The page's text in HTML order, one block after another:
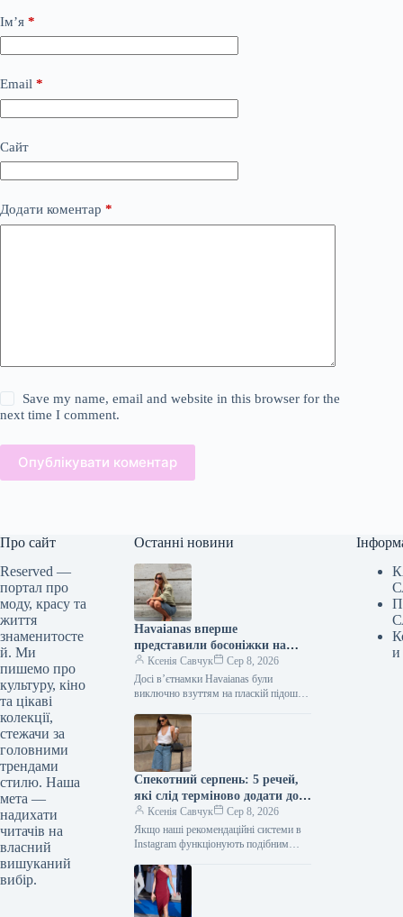
Ім’я *
Email *
Сайт
Додати коментар *
Save my name, email and website in this browser for the
next time I comment.
Опублікувати коментар
Про сайт
Reserved —
портал про
моду, красу та
життя
знаменитосте
й. Ми
пишемо про
культуру, кіно
та цікаві
колекції,
стежачи за
головними
трендами
стилю. Наша
мета —
надихати
читачів на
власний
вишуканий
вибір.
Останні новини
Havaianas вперше
представили босоніжки на
підборах — і це
найнеочікуваніше взуття 2027
року
Ксенія Савчук
Сер 8, 2026
Досі вʼєтнамки Havaianas були
виключно взуттям на пласкій підошві.
вперше з’явилися на підборах. Нову
модель представили…
Спекотний серпень: 5 речей,
які слід терміново додати до
свого образу, якщо ви ще
цього не зробили
Ксенія Савчук
Сер 8, 2026
Якщо наші рекомендаційні системи в
Instagram функціонують подібним
помітили тренд Reels, де модниці
демонструють речі,…
и